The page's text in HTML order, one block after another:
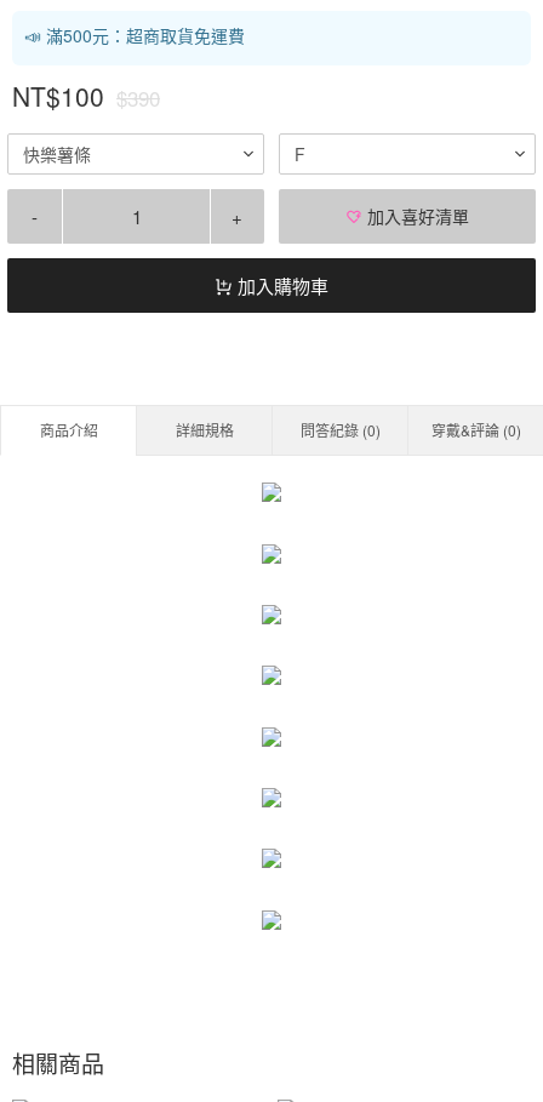
📣 滿500元：超商取貨免運費
NT$100 $390
快樂薯條 F
- + 加入喜好清單
加入購物車
商品介紹 詳細規格 問答紀錄 (0) 穿戴&評論 (0)
相關商品